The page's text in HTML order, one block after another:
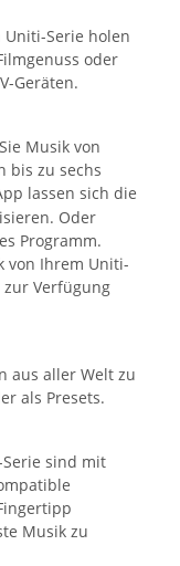
Serie holen
oder
Geräten.
Musik von
bis zu sechs
lassen sich die
Oder
Programm.
von Ihrem Uniti-
zur Verfügung
aus aller Welt zu
als Presets.
sind mit
Musik zu